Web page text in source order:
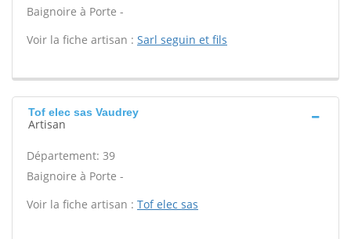
Baignoire à Porte -
Voir la fiche artisan : Sarl seguin et fils
Tof elec sas Vaudrey
Artisan
Département: 39
Baignoire à Porte -
Voir la fiche artisan : Tof elec sas